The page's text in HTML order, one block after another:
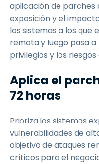
aplicación de parches
exposición y el
los sistemas a los que
remota y luego pasa a
privilegios y los
Aplica el
72 horas
Prioriza los sistemas
vulnerabilidades de
objetivo de ataques
críticos para el